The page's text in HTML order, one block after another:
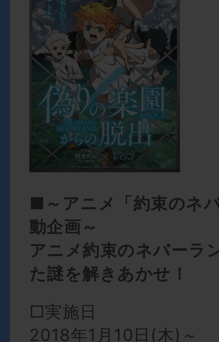
■～アニメ「約束のネ
動企画～
アニメ約束のネバーラ
た謎を解きあかせ！
□実施日
2018年1月10日(木)～